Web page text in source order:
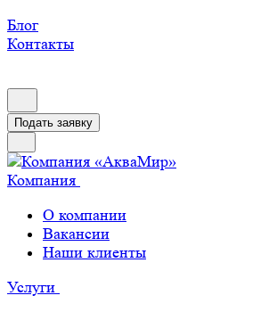
Блог
Контакты
Подать заявку
Компания
О компании
Вакансии
Наши клиенты
Услуги